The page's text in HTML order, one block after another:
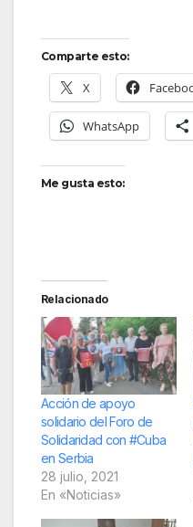
Comparte esto:
X
WhatsApp
Me gusta esto:
Relacionado
Acción de apoyo
solidario del Foro de
Solidaridad con #Cuba
en Serbia
28 julio, 2021
En «Noticias»